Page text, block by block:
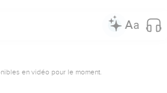
en vidéo pour le moment.